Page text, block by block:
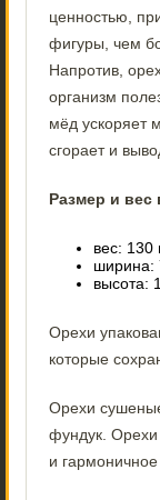
ценностью,
фигуры, чем
Напротив,
организм
мёд ускоряет
сгорает и
Размер и вес
вес: 130
ширина:
высота:
Орехи
которые
Орехи
фундук. Орехи
и